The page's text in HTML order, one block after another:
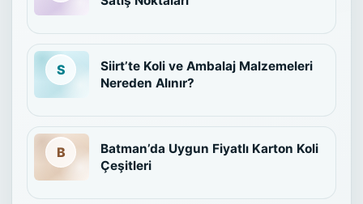
Siirt’te Koli ve Ambalaj Malzemeleri
Nereden Alınır?
Batman’da Uygun Fiyatlı Karton Koli
Çeşitleri